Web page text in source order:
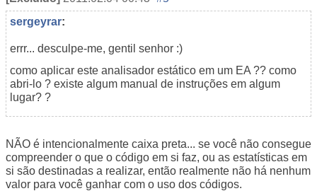
sergeyrar:
errr... desculpe-me, gentil senhor :)
como aplicar este analisador estático em um EA ?? como
abri-lo ? existe algum manual de instruções em algum
lugar? ?
NÃO é intencionalmente caixa preta... se você não consegue
compreender o que o código em si faz, ou as estatísticas em
si são destinadas a realizar, então realmente não há nenhum
valor para você ganhar com o uso dos códigos.